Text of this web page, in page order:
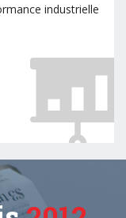
industrielle